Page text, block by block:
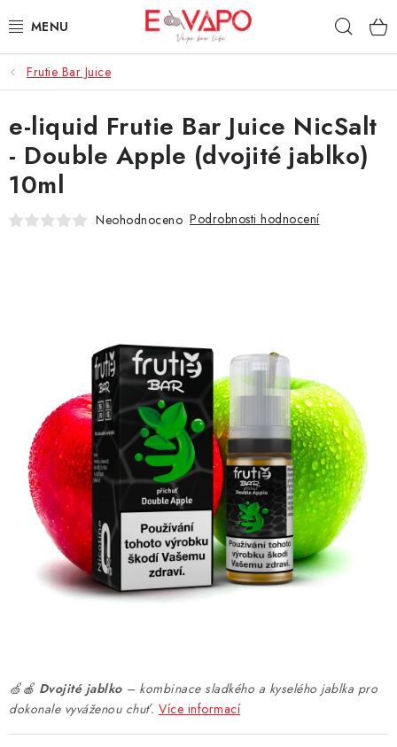
na
3D TISK
TIPY ZA DOBROU CENU
AROMATA A PŘÍCHUTĚ
BÁZE
NIKOTINOVÉ SÁČKY
DÁRKOVÉ VOUCHERY
ATOMIZÉRY A CARTRIDGE
DIY
BATERIE A NABÍJEČKY
GRIPY & MODY
PŘÍSLUŠENSTVÍ
Frutie Bar Juice
🍏🍎 Dvojité jablko– kombinace sladkého a kyselého jablka pro
dokonale vyváženou chuť. Více informací
e-liquid Frutie Bar Juice NicSalt
- Double Apple (dvojité jablko)
10ml
Neohodnoceno Podrobnosti hodnocení